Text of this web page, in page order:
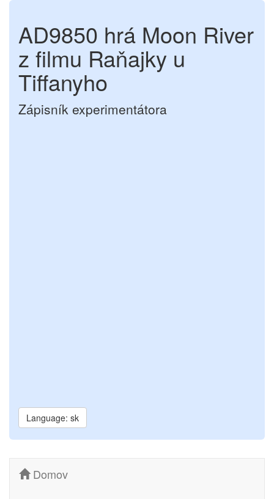
AD9850 hrá Moon River
z filmu Raňajky u
Tiffanyho
Zápisník experimentátora
Language: sk
Domov